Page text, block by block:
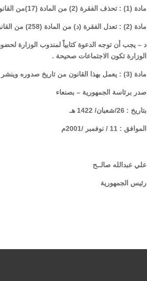
مادة (1) : تحذف الفقرة (2) من المادة (17)من القانون رقم (22) لسنة 1997م بشأن الشركات التجارية .
مادة (2) : تعدل الفقرة (د) من المادة (258) من القانون المذكور على النحو التالي :
د – يجب أن توجه الدعوة كتابياً لمندوب الوزارة
الوزارة تكون الاجتماعات صحيحة .
مادة (3) : يعمل بهذا القانون من تاريخ صدوره وينشر في الجريدة الرسمية .
صدر برئاسة الجمهورية – بصنعاء
بتاريخ : 26/شعبان/ 1422 هـ
الموافق : 11 / نوفمبر /2001م
علي عبدالله صالــح
رئيس الجمهورية